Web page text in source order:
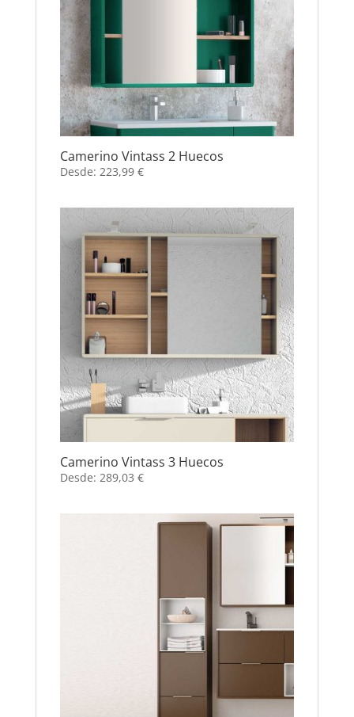
Camerino Vintass 2 Huecos
Desde: 223,99 €
Camerino Vintass 3 Huecos
Desde: 289,03 €